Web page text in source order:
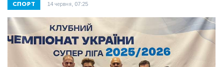
СПОРТ 14 червня, 07:25